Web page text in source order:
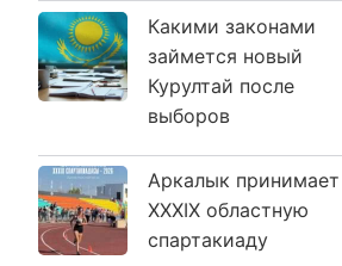
Какими законами
займется новый
Курултай после
выборов
Аркалык принимает
XXXIX областную
спартакиаду